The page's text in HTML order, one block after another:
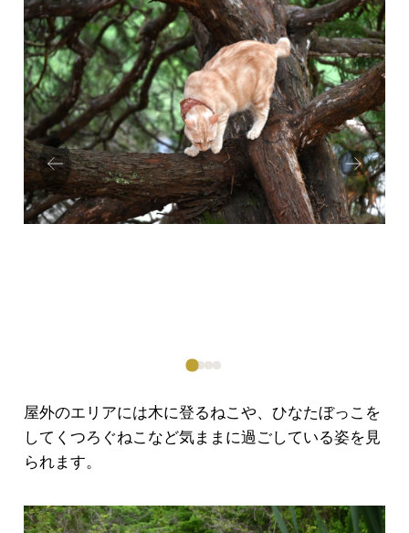
Prev
ious
Next
屋外のエリアには木に登るねこや、ひなたぼっこを
してくつろぐねこなど気ままに過ごしている姿を見
られます。